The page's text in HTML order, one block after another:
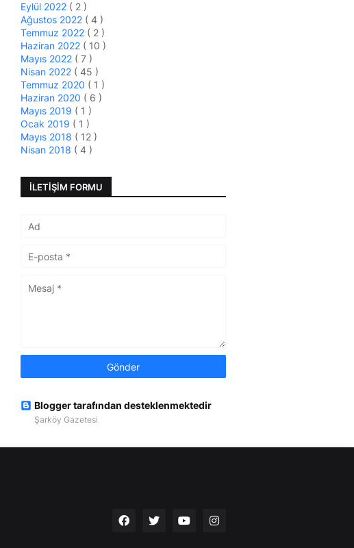
Eylül 2022 ( 2 )
Ağustos 2022 ( 4 )
Temmuz 2022 ( 2 )
Haziran 2022 ( 10 )
Mayıs 2022 ( 7 )
Nisan 2022 ( 45 )
Temmuz 2020 ( 1 )
Haziran 2020 ( 6 )
Mayıs 2019 ( 1 )
Ocak 2019 ( 1 )
Mayıs 2018 ( 12 )
Nisan 2018 ( 4 )
İLETIŞIM FORMU
Blogger tarafından desteklenmektedir
Şarköy Gazetesi